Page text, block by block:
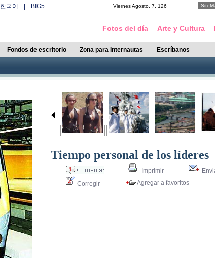
한국어 BIG5 ViernesAgosto, 7 126
Fotos del día Arte y Cultura
Fondos de escritorio Zona para Internautas Escríbanos
Tiempo personal de los líderes
Imprimir
Corregir
Agregar a favoritos